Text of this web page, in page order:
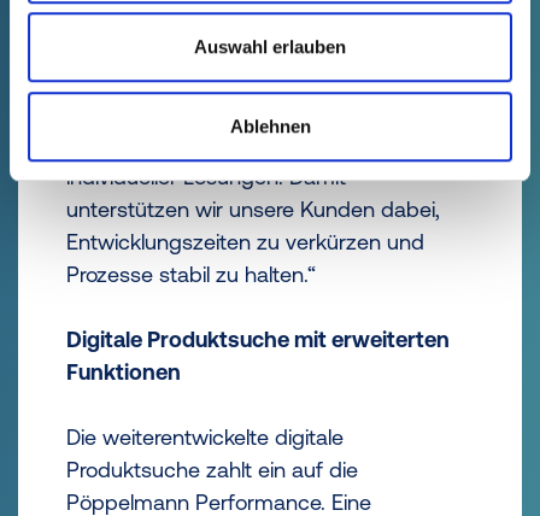
Auswahl erlauben
Ablehnen
und Passgenauigkeit“, sagt Thomas
Hackstedt, Regional Sales Manager bei
Pöppelmann KAPSTO®. „Wir verbinden ein
individueller Lösungen. Damit
unterstützen wir unsere Kunden dabei,
Entwicklungszeiten zu verkürzen und
Prozesse stabil zu halten.“
Digitale Produktsuche mit erweiterten
Funktionen
Die weiterentwickelte digitale
Produktsuche zahlt ein auf die
Pöppelmann Performance. Eine